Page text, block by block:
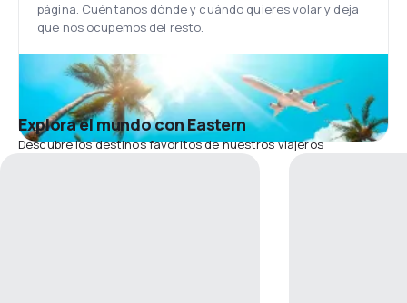
página. Cuéntanos dónde y cuándo quieres volar y deja
que nos ocupemos del resto.
Explora el mundo con Eastern
Descubre los destinos favoritos de nuestros viajeros